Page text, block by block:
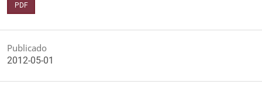
PDF
Publicado
2012-05-01